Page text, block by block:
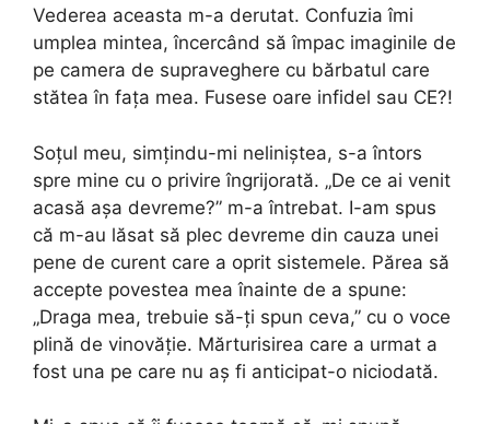
Vederea aceasta m-a derutat. Confuzia îmi
umplea mintea, încercând să împac imaginile de
pe camera de supraveghere cu bărbatul care
stătea în fața mea. Fusese oare infidel sau CE?!
Soțul meu, simțindu-mi neliniștea, s-a întors
spre mine cu o privire îngrijorată. „De ce ai venit
acasă așa devreme?” m-a întrebat. I-am spus
că m-au lăsat să plec devreme din cauza unei
pene de curent care a oprit sistemele. Părea să
accepte povestea mea înainte de a spune:
„Draga mea, trebuie să-ți spun ceva,” cu o voce
plină de vinovăție. Mărturisirea care a urmat a
fost una pe care nu aș fi anticipat-o niciodată.